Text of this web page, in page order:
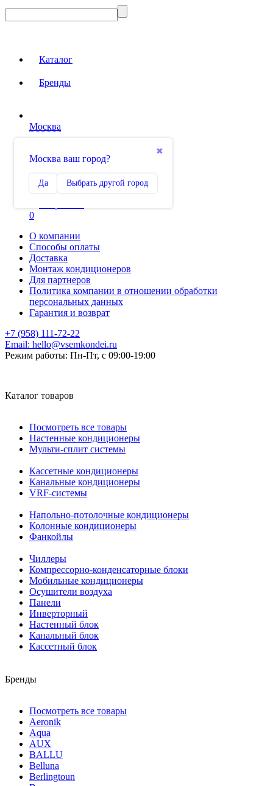
Каталог
Бренды
Москва
✖
Москва ваш город?
Да Выбрать другой город
Сравнение
0
О компании
Способы оплаты
Доставка
Монтаж кондиционеров
Для партнеров
Политика компании в отношении обработки
персональных данных
Гарантия и возврат
+7 (958) 111-72-22
Email: hello@vsemkondei.ru
Режим работы: Пн-Пт, с 09:00-19:00
Каталог товаров
Посмотреть все товары
Настенные кондиционеры
Мульти-сплит системы
Кассетные кондиционеры
Канальные кондиционеры
VRF-системы
Напольно-потолочные кондиционеры
Колонные кондиционеры
Фанкойлы
Чиллеры
Компрессорно-конденсаторные блоки
Мобильные кондиционеры
Осушители воздуха
Панели
Инверторный
Настенный блок
Канальный блок
Кассетный блок
Бренды
Посмотреть все товары
Aeronik
Aqua
AUX
BALLU
Belluna
Berlingtoun